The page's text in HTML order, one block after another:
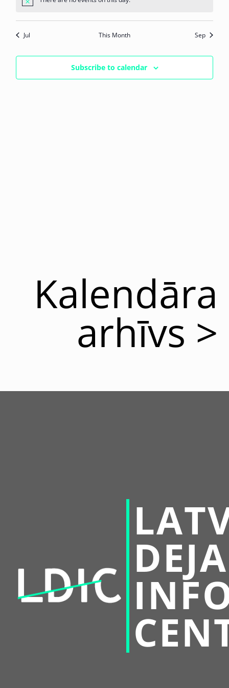
Notice
Jul This Month Sep
Subscribe to calendar
Kalendāra
arhīvs >